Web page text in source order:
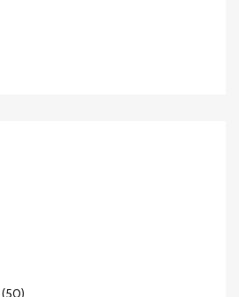
(50)